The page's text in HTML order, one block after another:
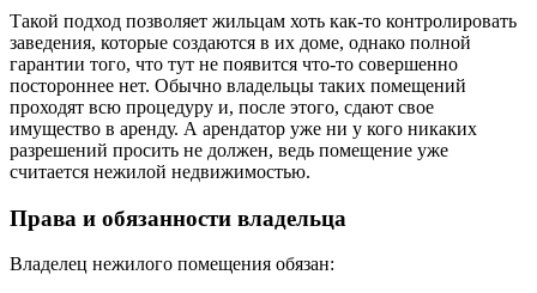
Такой подход позволяет жильцам хоть как-то контролировать
заведения, которые создаются в их доме, однако полной
гарантии того, что тут не появится что-то совершенно
постороннее нет. Обычно владельцы таких помещений
проходят всю процедуру и, после этого, сдают свое
имущество в аренду. А арендатор уже ни у кого никаких
разрешений просить не должен, ведь помещение уже
считается нежилой недвижимостью.
Права и обязанности владельца
Владелец нежилого помещения обязан: